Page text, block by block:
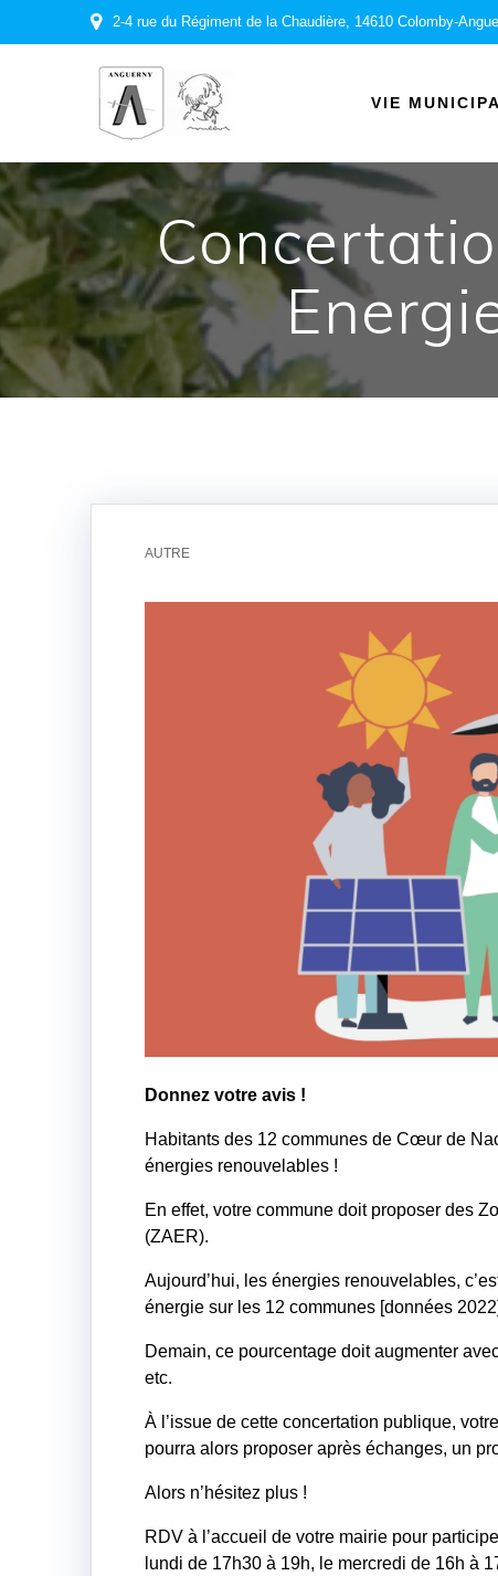
2-4 rue du Régiment de la Chaudière, 14610 Colomby-
VIE
AUTRE
Donnez votre avis !
Habitants des 12 communes de Cœur de
énergies renouvelables !
En effet, votre commune doit proposer des
(ZAER).
Aujourd’hui, les énergies renouvelables,
énergie sur les 12 communes [données
Demain, ce pourcentage doit augmenter
etc.
À l’issue de cette concertation publique,
pourra alors proposer après échanges, un
Alors n’hésitez plus !
RDV à l’accueil de votre mairie pour
lundi de 17h30 à 19h, le mercredi de 16h à